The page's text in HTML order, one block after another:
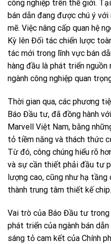
công nghiệp trên thế giới.
bán dẫn đang được chú ý
mẽ. Việc nâng cấp quan hệ
Kỳ lên Đối tác chiến lược
tác mới trong lĩnh vực bán
hàng đầu là phát triển
ngành công nghiệp quan
Thời gian qua, các phương
Báo Đầu tư, đã đồng hành
Marvell Việt Nam, bằng
tỏ tiềm năng và thách thức
Từ đó, công chúng hiểu rõ
và sự cần thiết phải đầu tư
lượng cao, cũng như hạ
thành trung tâm thiết kế chip.
Vai trò của Báo Đầu tư
phát triển của ngành bán
sáng tỏ cam kết của Chính